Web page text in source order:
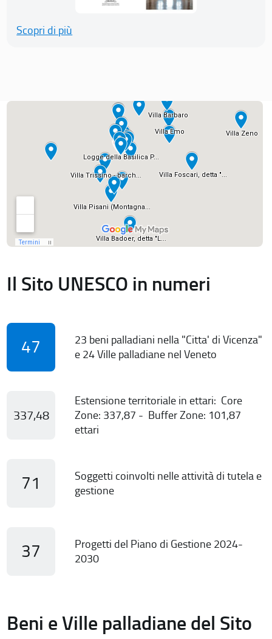
Scopri di più
Il Sito UNESCO in numeri
47
23 beni palladiani nella "Citta' di Vicenza"
e 24 Ville palladiane nel Veneto
337,48
Estensione territoriale in ettari: Core
Zone: 337,87 - Buffer Zone: 101,87
ettari
71
Soggetti coinvolti nelle attività di tutela e
gestione
37
Progetti del Piano di Gestione 2024-
2030
Beni e Ville palladiane del Sito